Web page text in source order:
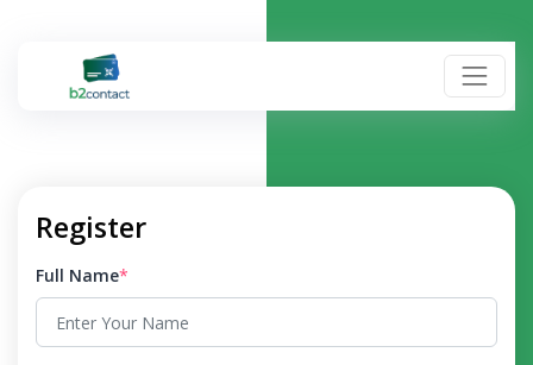
Register
Full Name*